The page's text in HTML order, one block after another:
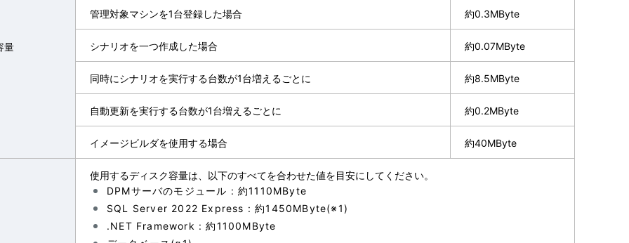
量
管理対象マシンを1台登録した場合 約0.3MByte
シナリオを一つ作成した場合 約0.07MByte
同時にシナリオを実行する台数が1台増えるごとに 約8.5MByte
自動更新を実行する台数が1台増えるごとに 約0.2MByte
イメージビルダを使用する場合 約40MByte
使用するディスク容量は、以下のすべてを合わせた値を目安にしてください。
DPMサーバのモジュール : 約1110MByte
SQL Server 2022 Express : 約1450MByte(※1)
.NET Framework : 約1100MByte